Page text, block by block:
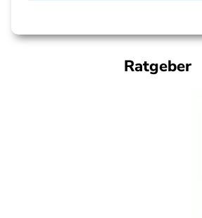
Ratgeber